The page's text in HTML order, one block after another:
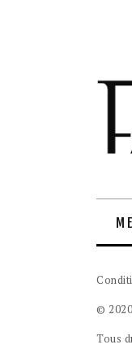
©
Tous